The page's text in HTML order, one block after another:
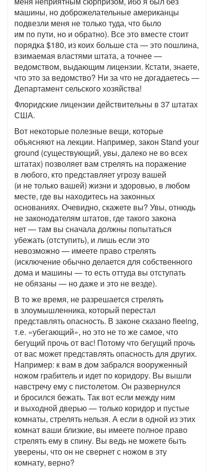
машины, но доброжелательные американцы
подвезли меня не только туда, что было
им по пути, но и обратно). Все это вместе стоит
порядка $180, из коих больше ста — это пошлина,
взимаемая властями штата, а точнее —
ведомством, выдающим лицензии. Кстати, знаете,
что это за ведомство? Ни за что не догадаетесь —
Департамент сельского хозяйства!
Флоридские лицензии действительны в 37 штатах
США.
Вот некоторые полезные вещи, которые
объясняют на лекции. Например, закон Stand your
ground (существующий, увы, далеко не во всех
штатах) позволяет вам стрелять на поражение
в любого, кто представляет угрозу вашей
(и не только вашей) жизни и здоровью, в любом
месте, где вы находитесь на законных
основаниях. Очевидно, скажете вы? Увы, отнюдь
не законодателям штатов, где такого закона
нет — там вы сначала должны попытаться
убежать (отступить), и лишь если это
невозможно — имеете право стрелять
(исключение обычно делается для собственного
дома и машины — то есть оттуда вы отступать
не обязаны — но даже и это не везде).
В то же время, не разрешается стрелять
в злоумышленника, который перестал
представлять опасность. В законе сказано fleeing,
т.е. «убегающий», но это не то же самое, что
бегущий прочь от вас! Потому что бегущий прочь
от вас может представлять опасность для других.
Например: к вам в дом забрался вооруженный
ножом грабитель и идет по коридору. Вы вышли
навстречу ему с пистолетом. Он развернулся
и бросился бежать. Так вот если между ним
и выходной дверью — только коридор и пустые
комнаты, стрелять нельзя. А если в одной из этих
комнат ваши близкие, вы имеете полное право
стрелять ему в спину. Вы ведь не можете быть
уверены, что он не свернет с ножом в эту
комнату, верно?